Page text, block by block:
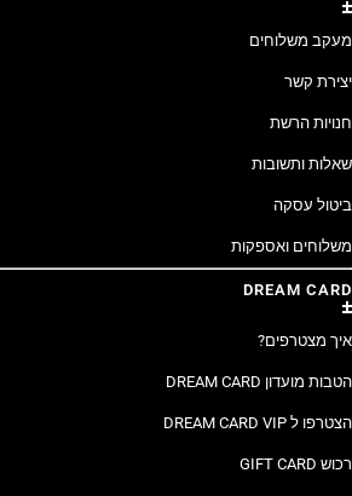
מעקב משלוחים
יצירת קשר
חנויות הרשת
שאלות ותשובות
ביטול עסקה
משלוחים ואספקות
DREAM CARD
איך מצטרפים?
הטבות מועדון DREAM CARD
הצטרפו ל DREAM CARD VIP
רכוש GIFT CARD